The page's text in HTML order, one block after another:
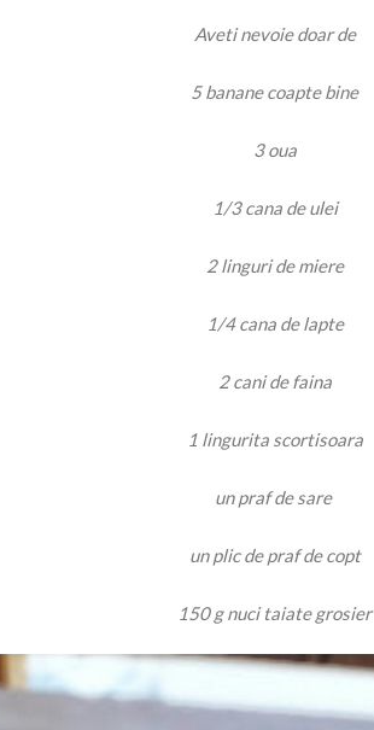
Aveti nevoie doar de
5 banane coapte bine
3 oua
1/3 cana de ulei
2 linguri de miere
1/4 cana de lapte
2 cani de faina
1 lingurita scortisoara
un praf de sare
un plic de praf de copt
150 g nuci taiate grosier